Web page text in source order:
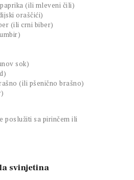
(ili mleveni čili)
oraščići)
(ili crni biber)
sok)
(ili pšenično brašno)
poslužiti sa pirinčem ili
svinjetina